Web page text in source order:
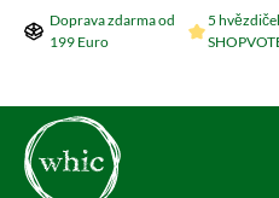
Přeskočit na hlavní obsah
Doprava zdarma od
199 Euro
5